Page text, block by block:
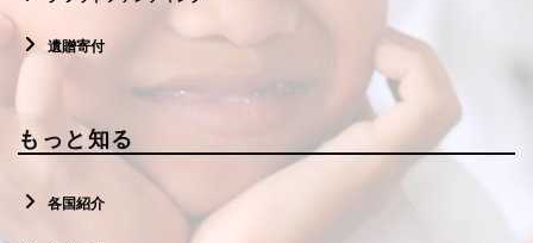
遺贈寄付
もっと知る
各国紹介